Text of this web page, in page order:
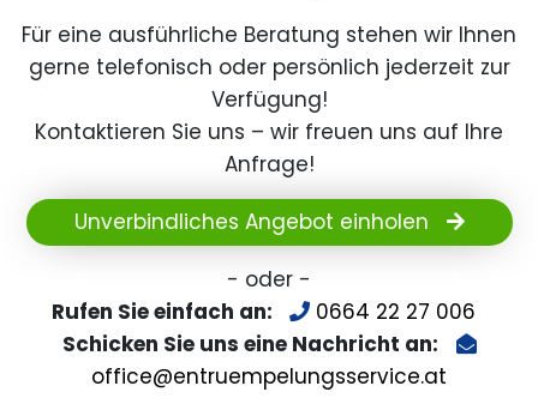
Für eine ausführliche Beratung stehen wir Ihnen
gerne telefonisch oder persönlich jederzeit zur
Verfügung!
Kontaktieren Sie uns – wir freuen uns auf Ihre
Anfrage!
Unverbindliches Angebot einholen
- oder -
Rufen Sie einfach an:
0664 22 27 006
Schicken Sie uns eine Nachricht an:
office@entruempelungsservice.at